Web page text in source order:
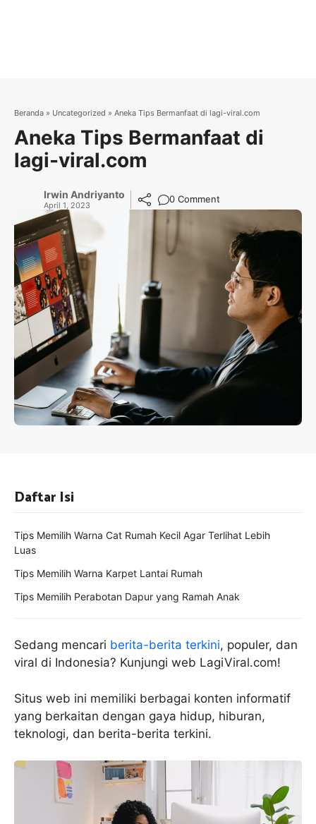
Beranda » Uncategorized » Aneka Tips Bermanfaat di lagi-viral.com
Aneka Tips Bermanfaat di
lagi-viral.com
Irwin Andriyanto
April 1, 2023
0 Comment
Sedang mencari berita-berita terkini, populer, dan
viral di Indonesia? Kunjungi web LagiViral.com!
Situs web ini memiliki berbagai konten informatif
yang berkaitan dengan gaya hidup, hiburan,
teknologi, dan berita-berita terkini.
Daftar Isi
Tips Memilih Warna Cat Rumah Kecil Agar Terlihat Lebih
Luas
Tips Memilih Warna Karpet Lantai Rumah
Tips Memilih Perabotan Dapur yang Ramah Anak